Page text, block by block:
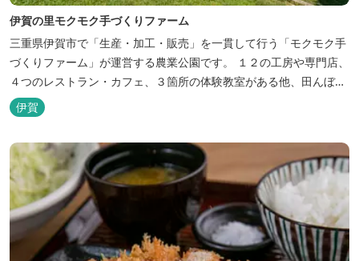
伊賀の里モクモク手づくりファーム
三重県伊賀市で「生産・加工・販売」を一貫して行う「モクモク手
づくりファーム」が運営する農業公園です。 １２の工房や専門店、
４つのレストラン・カフェ、３箇所の体験教室がある他、田んぼや
いかだ池など、「自然や農業」を身近に感じて楽しんでいただける
遊び場もあります。 園内では、ミニブタくんたちのショーを見た
り、ウインナーづくりやパンづくりなどの手づくり体験教室や、食
農体験プログラムに参加したり...
伊賀